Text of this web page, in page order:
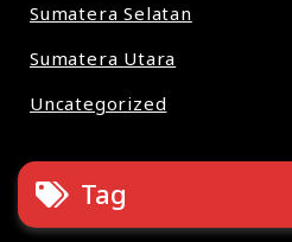
Sumatera Selatan
Sumatera Utara
Uncategorized
Tag